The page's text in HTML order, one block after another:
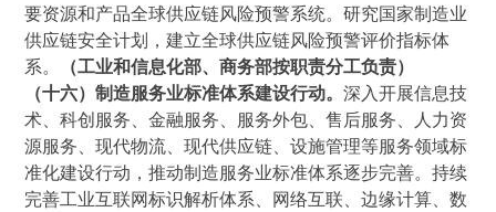
要资源和产品全球供应链风险预警系统。研究国家制造业
供应链安全计划，建立全球供应链风险预警评价指标体
系。
（工业和信息化部、商务部按职责分工负责）
（十六）制造服务业标准体系建设行动。深入开展信息技
术、科创服务、金融服务、服务外包、售后服务、人力资
源服务、现代物流、现代供应链、设施管理等服务领域标
准化建设行动，推动制造服务业标准体系逐步完善。持续
完善工业互联网标识解析体系、网络互联、边缘计算、数